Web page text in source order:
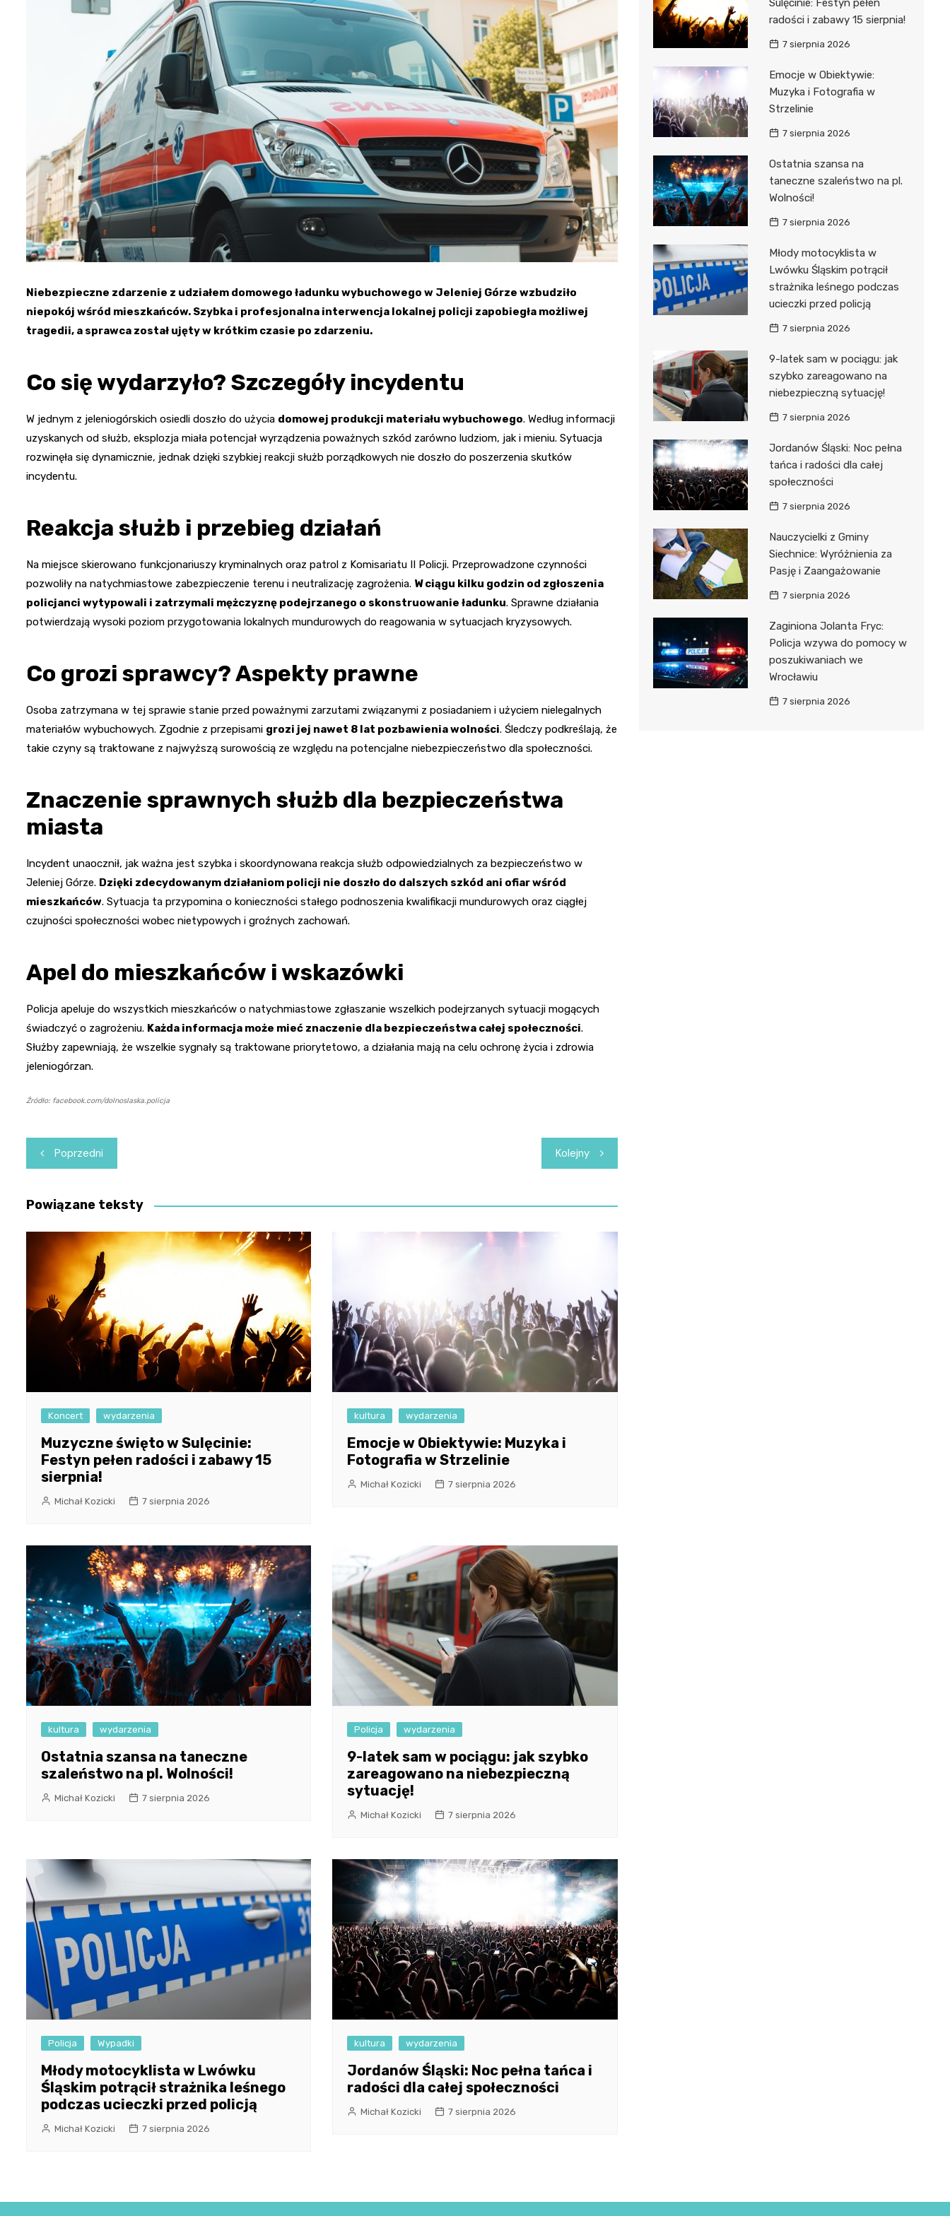
Fryzjer
Kino
Poczta
Niebezpieczne zdarzenie z udziałem domowego ładunku wybuchowego w Jeleniej Górze wzbudziło
niepokój wśród mieszkańców. Szybka i profesjonalna interwencja lokalnej policji zapobiegła możliwej
tragedii, a sprawca został ujęty w krótkim czasie po zdarzeniu.
Co się wydarzyło? Szczegóły incydentu
W jednym z jeleniogórskich osiedli doszło do użycia domowej produkcji materiału wybuchowego. Według informacji
uzyskanych od służb, eksplozja miała potencjał wyrządzenia poważnych szkód zarówno ludziom, jak i mieniu. Sytuacja
rozwinęła się dynamicznie, jednak dzięki szybkiej reakcji służb porządkowych nie doszło do poszerzenia skutków
incydentu.
Reakcja służb i przebieg działań
Na miejsce skierowano funkcjonariuszy kryminalnych oraz patrol z Komisariatu II Policji. Przeprowadzone czynności
pozwoliły na natychmiastowe zabezpieczenie terenu i neutralizację zagrożenia. W ciągu kilku godzin od zgłoszenia
policjanci wytypowali i zatrzymali mężczyznę podejrzanego o skonstruowanie ładunku. Sprawne działania
potwierdzają wysoki poziom przygotowania lokalnych mundurowych do reagowania w sytuacjach kryzysowych.
Co grozi sprawcy? Aspekty prawne
Osoba zatrzymana w tej sprawie stanie przed poważnymi zarzutami związanymi z posiadaniem i użyciem nielegalnych
materiałów wybuchowych. Zgodnie z przepisami grozi jej nawet 8 lat pozbawienia wolności. Śledczy podkreślają, że
takie czyny są traktowane z najwyższą surowością ze względu na potencjalne niebezpieczeństwo dla społeczności.
Znaczenie sprawnych służb dla bezpieczeństwa
miasta
Incydent unaocznił, jak ważna jest szybka i skoordynowana reakcja służb odpowiedzialnych za bezpieczeństwo w
Jeleniej Górze. Dzięki zdecydowanym działaniom policji nie doszło do dalszych szkód ani ofiar wśród
mieszkańców. Sytuacja ta przypomina o konieczności stałego podnoszenia kwalifikacji mundurowych oraz ciągłej
czujności społeczności wobec nietypowych i groźnych zachowań.
Apel do mieszkańców i wskazówki
Policja apeluje do wszystkich mieszkańców o natychmiastowe zgłaszanie wszelkich podejrzanych sytuacji mogących
świadczyć o zagrożeniu. Każda informacja może mieć znaczenie dla bezpieczeństwa całej społeczności.
Służby zapewniają, że wszelkie sygnały są traktowane priorytetowo, a działania mają na celu ochronę życia i zdrowia
jeleniogórzan.
Źródło: facebook.com/dolnoslaska.policja
Nawigacja
wpisu
Poprzedni Kolejny
Powiązane teksty
Koncert wydarzenia
Muzyczne święto w Sulęcinie:
Festyn pełen radości i zabawy 15
sierpnia!
Michał Kozicki 7 sierpnia 2026
kultura wydarzenia
Emocje w Obiektywie: Muzyka i
Fotografia w Strzelinie
Michał Kozicki 7 sierpnia 2026
kultura wydarzenia
Ostatnia szansa na taneczne
szaleństwo na pl. Wolności!
Michał Kozicki 7 sierpnia 2026
Policja wydarzenia
9-latek sam w pociągu: jak szybko
zareagowano na niebezpieczną
sytuację!
Michał Kozicki 7 sierpnia 2026
Policja Wypadki
Młody motocyklista w Lwówku
Śląskim potrącił strażnika leśnego
podczas ucieczki przed policją
Michał Kozicki 7 sierpnia 2026
kultura wydarzenia
Jordanów Śląski: Noc pełna tańca i
radości dla całej społeczności
Michał Kozicki 7 sierpnia 2026
Sulęcinie: Festyn pełen
radości i zabawy 15 sierpnia!
7 sierpnia 2026
Emocje w Obiektywie:
Muzyka i Fotografia w
Strzelinie
7 sierpnia 2026
Ostatnia szansa na
taneczne szaleństwo na pl.
Wolności!
7 sierpnia 2026
Młody motocyklista w
Lwówku Śląskim potrącił
strażnika leśnego podczas
ucieczki przed policją
7 sierpnia 2026
9-latek sam w pociągu: jak
szybko zareagowano na
niebezpieczną sytuację!
7 sierpnia 2026
Jordanów Śląski: Noc pełna
tańca i radości dla całej
społeczności
7 sierpnia 2026
Nauczycielki z Gminy
Siechnice: Wyróżnienia za
Pasję i Zaangażowanie
7 sierpnia 2026
Zaginiona Jolanta Fryc:
Policja wzywa do pomocy w
poszukiwaniach we
Wrocławiu
7 sierpnia 2026